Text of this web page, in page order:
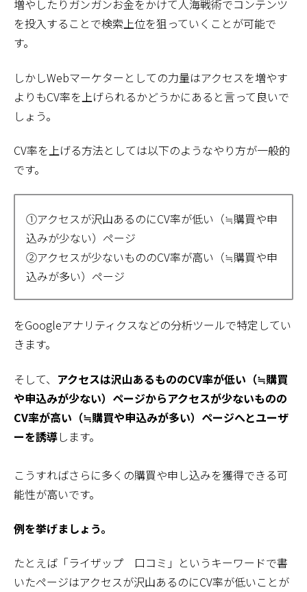
増やしたりガンガンお金をかけて人海戦術でコンテンツ
を投入することで検索上位を狙っていくことが可能で
す。
しかしWebマーケターとしての力量はアクセスを増やす
よりもCV率を上げられるかどうかにあると言って良いで
しょう。
CV率を上げる方法としては以下のようなやり方が一般的
です。
①アクセスが沢山あるのにCV率が低い（≒購買や申
込みが少ない）ページ
②アクセスが少ないもののCV率が高い（≒購買や申
込みが多い）ページ
をGoogleアナリティクスなどの分析ツールで特定してい
きます。
そして、 アクセスは沢山あるもののCV率が低い（≒購買
や申込みが少ない）ページからアクセスが少ないものの
CV率が高い（≒購買や申込みが多い）ページへとユーザ
ーを誘導します。
こうすればさらに多くの購買や申し込みを獲得できる可
能性が高いです。
例を挙げましょう。
たとえば「ライザップ 口コミ」というキーワードで書
いたページはアクセスが沢山あるのにCV率が低いことが